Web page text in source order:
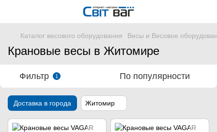
Каталог весового оборудования Весы и Весовое
Крановые весы в Житомире
Фильтр 1 По популярности
Доставка в города Житомир